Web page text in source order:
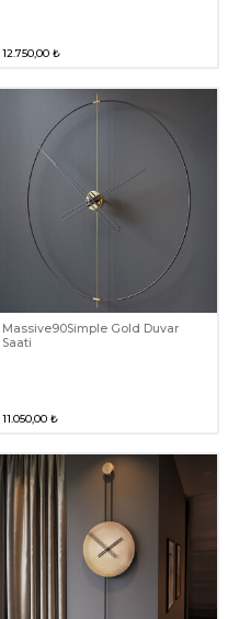
12.750,00 ₺
Massive90Simple Gold Duvar
Saati
11.050,00 ₺